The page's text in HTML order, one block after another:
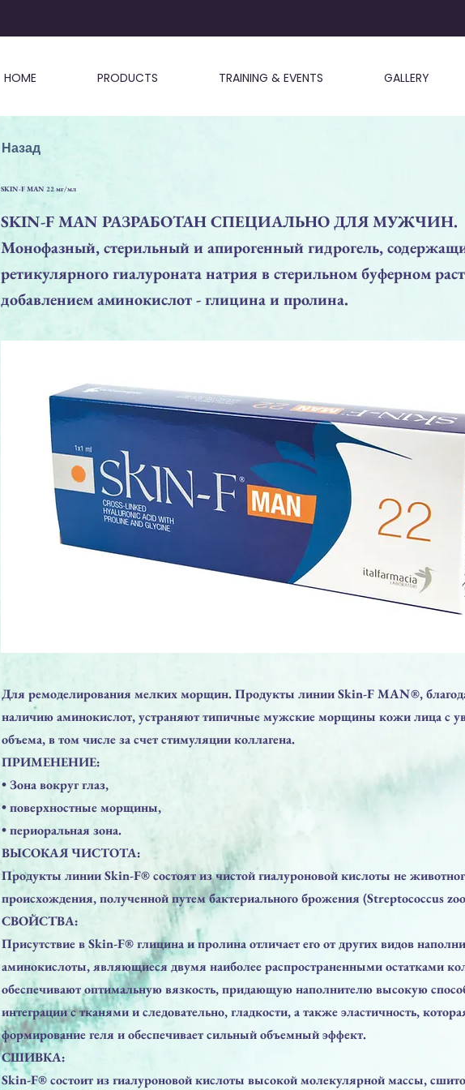
HOME PRODUCTS TRAINING & EVENTS GALLERY
Назад
SKIN-F MAN 22 мг/мл
SKIN-F MAN РАЗРАБОТАН СПЕЦИАЛЬНО ДЛЯ МУЖЧИН.
Монофазный, стерильный и апирогенный гидрогель,
ретикулярного гиалуроната натрия в стерильном буферном
добавлением аминокислот - глицина и пролина.
Для ремоделирования мелких морщин. Продукты линии Skin-F MAN®,
наличию аминокислот, устраняют типичные мужские морщины кожи лица с
объема, в том числе за счет стимуляции коллагена.
ПРИМЕНЕНИЕ:
• Зонa вокруг глаз,
• поверхностные морщины,
• периоральная зона.
ВЫСОКАЯ ЧИСТОТА:
Продукты линии Skin-F® состоят из чистой гиалуроновой кислоты не
происхождения, полученной путем бактериального брожения (Streptococcus
СВОЙСТВА:
Присутствие в Skin-F® глицина и пролина отличает его от других видов
аминокислоты, являющиеся двумя наиболее распространенными остатками
обеспечивают оптимальную вязкость, придающую наполнителю высокую
интеграции с тканями и следовательно, гладкости, а также эластичность,
формирование геля и обеспечивает сильный объемный эффект.
СШИВКА:
Skin-F® состоит из гиалуроновой кислоты высокой молекулярной массы,